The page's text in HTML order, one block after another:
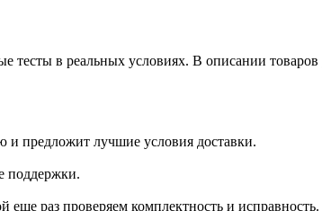
в реальных условиях. В описании товаров
и предложит лучшие условия доставки.
поддержки.
еще раз проверяем комплектность и исправность.